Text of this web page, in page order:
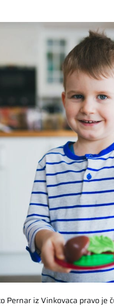
Pernar iz Vinkovaca pravo je